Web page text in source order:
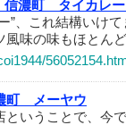
信濃町 タイカレ
”、これ結構いけ
風味の味もほとん
町 メーヤウ
ということで、今